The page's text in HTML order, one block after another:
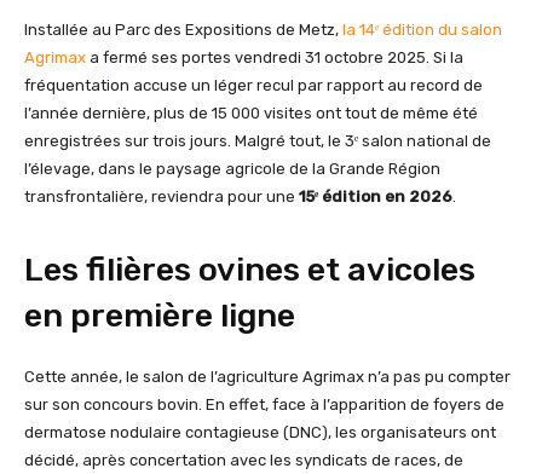
Installée au Parc des Expositions de Metz, la 14ᵉ édition du salon
Agrimax a fermé ses portes vendredi 31 octobre 2025. Si la
fréquentation accuse un léger recul par rapport au record de
l’année dernière, plus de 15 000 visites ont tout de même été
enregistrées sur trois jours. Malgré tout, le 3ᵉ salon national de
l’élevage, dans le paysage agricole de la Grande Région
transfrontalière, reviendra pour une 15ᵉ édition en 2026.
Les filières ovines et avicoles
en première ligne
Cette année, le salon de l’agriculture Agrimax n’a pas pu compter
sur son concours bovin. En effet, face à l’apparition de foyers de
dermatose nodulaire contagieuse (DNC), les organisateurs ont
décidé, après concertation avec les syndicats de races, de